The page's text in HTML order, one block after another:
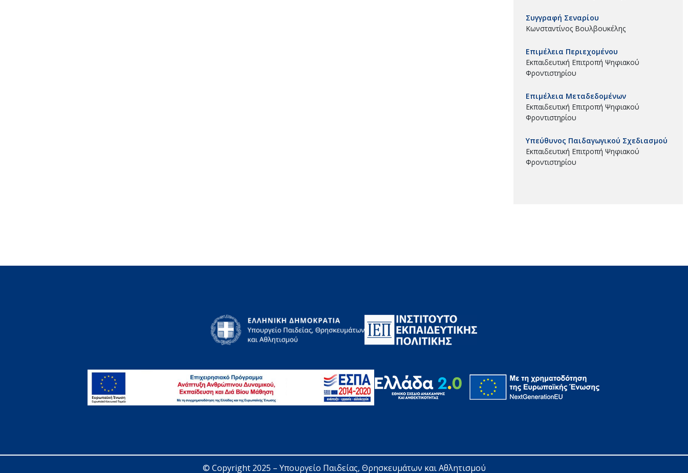
Συγγραφή Σεναρίου
Κωνσταντίνος Βουλβουκέλης
Επιμέλεια Περιεχομένου
Εκπαιδευτική Επιτροπή Ψηφιακού
Φροντιστηρίου
Επιμέλεια Μεταδεδομένων
Εκπαιδευτική Επιτροπή Ψηφιακού
Φροντιστηρίου
Υπεύθυνος Παιδαγωγικού Σχεδιασμού
Εκπαιδευτική Επιτροπή Ψηφιακού
Φροντιστηρίου
© Copyright 2025 – Υπουργείο Παιδείας, Θρησκευμάτων και Αθλητισμού